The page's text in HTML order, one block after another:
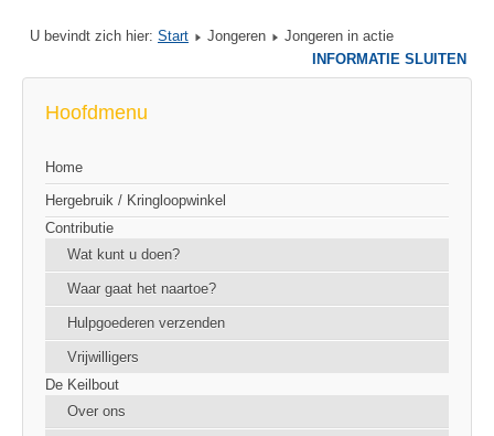
U bevindt zich hier: Start Jongeren Jongeren in actie
Hoofdmenu
Home
Hergebruik / Kringloopwinkel
Contributie
Wat kunt u doen?
Waar gaat het naartoe?
Hulpgoederen verzenden
Vrijwilligers
De Keilbout
Over ons
INFORMATIE SLUITEN